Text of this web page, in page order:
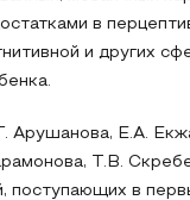
в
и других
Арушанова, Е.А.
Т.В.
поступающих в